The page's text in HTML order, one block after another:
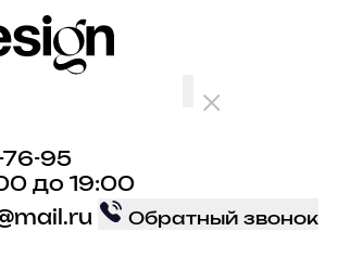
76-95
до 19:00
Обратный звонок